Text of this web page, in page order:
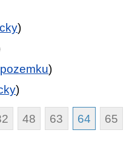
)
)
)
48 63 64 65